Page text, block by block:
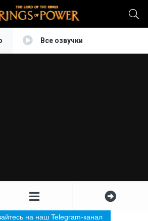
Все озвучки
на наш Telegram-канал